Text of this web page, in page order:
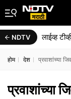
NDTV लाईव्ह
होम देश प्रवाशांच्या
प्रवाशांच्या